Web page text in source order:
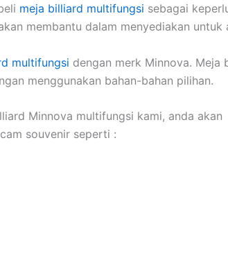
meja billiard multifungsi sebagai
membantu dalam menyediakan untuk
multifungsi dengan merk Minnova. Meja
menggunakan bahan-bahan pilihan.
Minnova multifungsi kami, anda akan
souvenir seperti :